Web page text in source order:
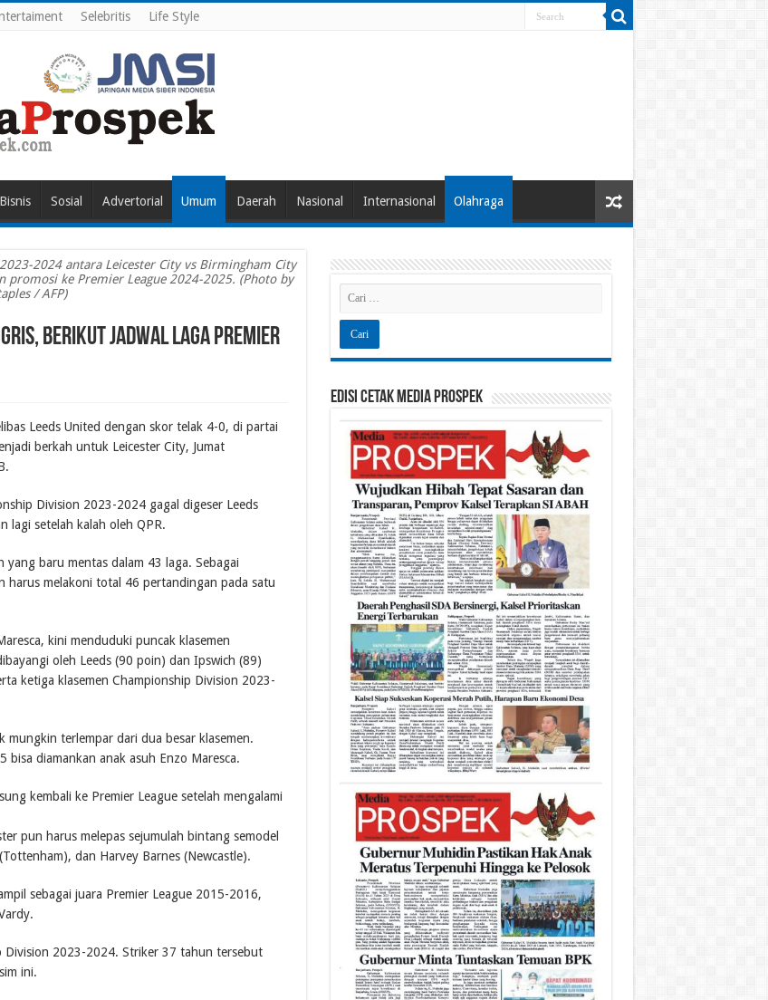
Selebritis Life Style
Sosial Advertorial Umum Daerah Nasional Internasional Olahraga
2024 antara Leicester City vs Birmingham City
promosi ke Premier League 2024-2025. (Photo by
/ AFP)
Berikut Jadwal Laga Premier
Leeds United dengan skor telak 4-0, di partai
berkah untuk Leicester City, Jumat
Division 2023-2024 gagal digeser Leeds
lagi setelah kalah oleh QPR.
baru mentas dalam 43 laga. Sebagai
harus melakoni total 46 pertandingan pada satu
kini menduduki puncak klasemen
oleh Leeds (90 poin) dan Ipswich (89)
ketiga klasemen Championship Division 2023-
mungkin terlempar dari dua besar klasemen.
diamankan anak asuh Enzo Maresca.
kembali ke Premier League setelah mengalami
pun harus melepas sejumulah bintang semodel
dan Harvey Barnes (Newcastle).
sebagai juara Premier League 2015-2016,
Division 2023-2024. Striker 37 tahun tersebut
ini.
Edisi Cetak Media Prospek